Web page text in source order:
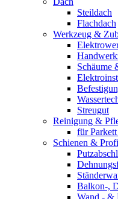
Steildach
Flachdach
Werkzeug &
Schäume
Streugut
Reinigung &
für
Schienen &
Balkon-,
Wand - &